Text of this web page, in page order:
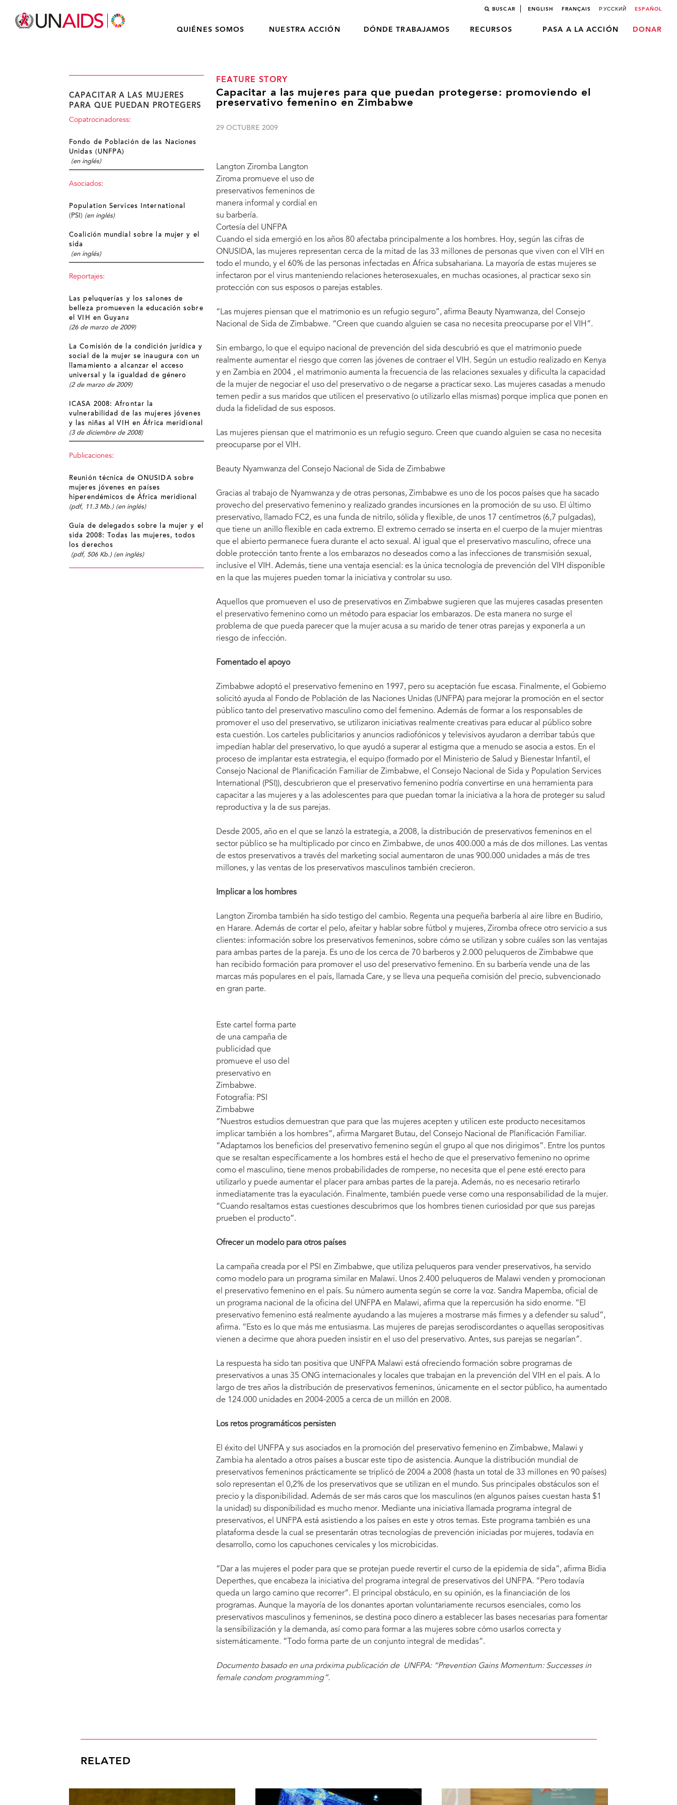
BUSCAR ENGLISH FRANÇAIS РУССКИЙ ESPAÑOL
QUIÉNES SOMOS NUESTRA ACCIÓN DÓNDE TRABAJAMOS RECURSOS PASA A LA ACCIÓN DONAR
FEATURE STORY
Capacitar a las mujeres para que puedan protegerse: promoviendo el
preservativo femenino en Zimbabwe
29 OCTUBRE 2009
Langton Ziromba Langton
Ziroma promueve el uso de
preservativos femeninos de
manera informal y cordial en
su barbería.
Cortesía del UNFPA
Cuando el sida emergió en los años 80 afectaba principalmente a los hombres. Hoy, según las cifras de
ONUSIDA, las mujeres representan cerca de la mitad de las 33 millones de personas que viven con el VIH en
todo el mundo, y el 60% de las personas infectadas en África subsahariana. La mayoría de estas mujeres se
infectaron por el virus manteniendo relaciones heterosexuales, en muchas ocasiones, al practicar sexo sin
protección con sus esposos o parejas estables.
“Las mujeres piensan que el matrimonio es un refugio seguro”, afirma Beauty Nyamwanza, del Consejo
Nacional de Sida de Zimbabwe. “Creen que cuando alguien se casa no necesita preocuparse por el VIH”.
Sin embargo, lo que el equipo nacional de prevención del sida descubrió es que el matrimonio puede
realmente aumentar el riesgo que corren las jóvenes de contraer el VIH. Según un estudio realizado en Kenya
y en Zambia en 2004 , el matrimonio aumenta la frecuencia de las relaciones sexuales y dificulta la capacidad
de la mujer de negociar el uso del preservativo o de negarse a practicar sexo. Las mujeres casadas a menudo
temen pedir a sus maridos que utilicen el preservativo (o utilizarlo ellas mismas) porque implica que ponen en
duda la fidelidad de sus esposos.
Las mujeres piensan que el matrimonio es un refugio seguro. Creen que cuando alguien se casa no necesita
preocuparse por el VIH.
Beauty Nyamwanza del Consejo Nacional de Sida de Zimbabwe
Gracias al trabajo de Nyamwanza y de otras personas, Zimbabwe es uno de los pocos países que ha sacado
provecho del preservativo femenino y realizado grandes incursiones en la promoción de su uso. El último
preservativo, llamado FC2, es una funda de nitrilo, sólida y flexible, de unos 17 centímetros (6,7 pulgadas),
que tiene un anillo flexible en cada extremo. El extremo cerrado se inserta en el cuerpo de la mujer mientras
que el abierto permanece fuera durante el acto sexual. Al igual que el preservativo masculino, ofrece una
doble protección tanto frente a los embarazos no deseados como a las infecciones de transmisión sexual,
inclusive el VIH. Además, tiene una ventaja esencial: es la única tecnología de prevención del VIH disponible
en la que las mujeres pueden tomar la iniciativa y controlar su uso.
Aquellos que promueven el uso de preservativos en Zimbabwe sugieren que las mujeres casadas presenten
el preservativo femenino como un método para espaciar los embarazos. De esta manera no surge el
problema de que pueda parecer que la mujer acusa a su marido de tener otras parejas y exponerla a un
riesgo de infección.
Fomentado el apoyo
Zimbabwe adoptó el preservativo femenino en 1997, pero su aceptación fue escasa. Finalmente, el Gobierno
solicitó ayuda al Fondo de Población de las Naciones Unidas (UNFPA) para mejorar la promoción en el sector
público tanto del preservativo masculino como del femenino. Además de formar a los responsables de
promover el uso del preservativo, se utilizaron iniciativas realmente creativas para educar al público sobre
esta cuestión. Los carteles publicitarios y anuncios radiofónicos y televisivos ayudaron a derribar tabús que
impedían hablar del preservativo, lo que ayudó a superar al estigma que a menudo se asocia a estos. En el
proceso de implantar esta estrategia, el equipo (formado por el Ministerio de Salud y Bienestar Infantil, el
Consejo Nacional de Planificación Familiar de Zimbabwe, el Consejo Nacional de Sida y Population Services
International (PSI)), descubrieron que el preservativo femenino podría convertirse en una herramienta para
capacitar a las mujeres y a las adolescentes para que puedan tomar la iniciativa a la hora de proteger su salud
reproductiva y la de sus parejas.
Desde 2005, año en el que se lanzó la estrategia, a 2008, la distribución de preservativos femeninos en el
sector público se ha multiplicado por cinco en Zimbabwe, de unos 400.000 a más de dos millones. Las ventas
de estos preservativos a través del marketing social aumentaron de unas 900.000 unidades a más de tres
millones, y las ventas de los preservativos masculinos también crecieron.
Implicar a los hombres
Langton Ziromba también ha sido testigo del cambio. Regenta una pequeña barbería al aire libre en Budirio,
en Harare. Además de cortar el pelo, afeitar y hablar sobre fútbol y mujeres, Ziromba ofrece otro servicio a sus
clientes: información sobre los preservativos femeninos, sobre cómo se utilizan y sobre cuáles son las ventajas
para ambas partes de la pareja. Es uno de los cerca de 70 barberos y 2.000 peluqueros de Zimbabwe que
han recibido formación para promover el uso del preservativo femenino. En su barbería vende una de las
marcas más populares en el país, llamada Care, y se lleva una pequeña comisión del precio, subvencionado
en gran parte.
Este cartel forma parte
de una campaña de
publicidad que
promueve el uso del
preservativo en
Zimbabwe.
Fotografía: PSI
Zimbabwe
“Nuestros estudios demuestran que para que las mujeres acepten y utilicen este producto necesitamos
implicar también a los hombres”, afirma Margaret Butau, del Consejo Nacional de Planificación Familiar.
“Adaptamos los beneficios del preservativo femenino según el grupo al que nos dirigimos”. Entre los puntos
que se resaltan específicamente a los hombres está el hecho de que el preservativo femenino no oprime
como el masculino, tiene menos probabilidades de romperse, no necesita que el pene esté erecto para
utilizarlo y puede aumentar el placer para ambas partes de la pareja. Además, no es necesario retirarlo
inmediatamente tras la eyaculación. Finalmente, también puede verse como una responsabilidad de la mujer.
“Cuando resaltamos estas cuestiones descubrimos que los hombres tienen curiosidad por que sus parejas
prueben el producto”.
Ofrecer un modelo para otros países
La campaña creada por el PSI en Zimbabwe, que utiliza peluqueros para vender preservativos, ha servido
como modelo para un programa similar en Malawi. Unos 2.400 peluqueros de Malawi venden y promocionan
el preservativo femenino en el país. Su número aumenta según se corre la voz. Sandra Mapemba, oficial de
un programa nacional de la oficina del UNFPA en Malawi, afirma que la repercusión ha sido enorme. “El
preservativo femenino está realmente ayudando a las mujeres a mostrarse más firmes y a defender su salud”,
afirma. “Esto es lo que más me entusiasma. Las mujeres de parejas serodiscordantes o aquellas seropositivas
vienen a decirme que ahora pueden insistir en el uso del preservativo. Antes, sus parejas se negarían”.
La respuesta ha sido tan positiva que UNFPA Malawi está ofreciendo formación sobre programas de
preservativos a unas 35 ONG internacionales y locales que trabajan en la prevención del VIH en el país. A lo
largo de tres años la distribución de preservativos femeninos, únicamente en el sector público, ha aumentado
de 124.000 unidades en 2004-2005 a cerca de un millón en 2008.
Los retos programáticos persisten
El éxito del UNFPA y sus asociados en la promoción del preservativo femenino en Zimbabwe, Malawi y
Zambia ha alentado a otros países a buscar este tipo de asistencia. Aunque la distribución mundial de
preservativos femeninos prácticamente se triplicó de 2004 a 2008 (hasta un total de 33 millones en 90 países)
solo representan el 0,2% de los preservativos que se utilizan en el mundo. Sus principales obstáculos son el
precio y la disponibilidad. Además de ser más caros que los masculinos (en algunos países cuestan hasta $1
la unidad) su disponibilidad es mucho menor. Mediante una iniciativa llamada programa integral de
preservativos, el UNFPA está asistiendo a los países en este y otros temas. Este programa también es una
plataforma desde la cual se presentarán otras tecnologías de prevención iniciadas por mujeres, todavía en
desarrollo, como los capuchones cervicales y los microbicidas.
“Dar a las mujeres el poder para que se protejan puede revertir el curso de la epidemia de sida”, afirma Bidia
Deperthes, que encabeza la iniciativa del programa integral de preservativos del UNFPA. “Pero todavía
queda un largo camino que recorrer”. El principal obstáculo, en su opinión, es la financiación de los
programas. Aunque la mayoría de los donantes aportan voluntariamente recursos esenciales, como los
preservativos masculinos y femeninos, se destina poco dinero a establecer las bases necesarias para fomentar
la sensibilización y la demanda, así como para formar a las mujeres sobre cómo usarlos correcta y
sistemáticamente. “Todo forma parte de un conjunto integral de medidas”.
Documento basado en una próxima publicación de UNFPA: “Prevention Gains Momentum: Successes in
female condom programming”.
CAPACITAR A LAS MUJERES
PARA QUE PUEDAN PROTEGERS
Copatrocinadoress:
Fondo de Población de las Naciones
Unidas (UNFPA)
(en inglés)
Asociados:
Population Services International
(PSI) (en inglés)
Coalición mundial sobre la mujer y el
sida
(en inglés)
Reportajes:
Las peluquerías y los salones de
belleza promueven la educación sobre
el VIH en Guyana
(26 de marzo de 2009)
La Comisión de la condición jurídica y
social de la mujer se inaugura con un
llamamiento a alcanzar el acceso
universal y la igualdad de género
(2 de marzo de 2009)
ICASA 2008: Afrontar la
vulnerabilidad de las mujeres jóvenes
y las niñas al VIH en África meridional
(3 de diciembre de 2008)
Publicaciones:
Reunión técnica de ONUSIDA sobre
mujeres jóvenes en países
hiperendémicos de África meridional
(pdf, 11.3 Mb.) (en inglés)
Guía de delegados sobre la mujer y el
sida 2008: Todas las mujeres, todos
los derechos
(pdf, 506 Kb.) (en inglés)
RELATED